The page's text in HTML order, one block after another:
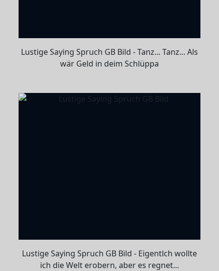
Lustige Saying Spruch GB Bild - Tanz... Tanz... Als
wär Geld in deim Schlüppa
Lustige Saying Spruch GB Bild - Eigentlch wollte
ich die Welt erobern, aber es regnet...